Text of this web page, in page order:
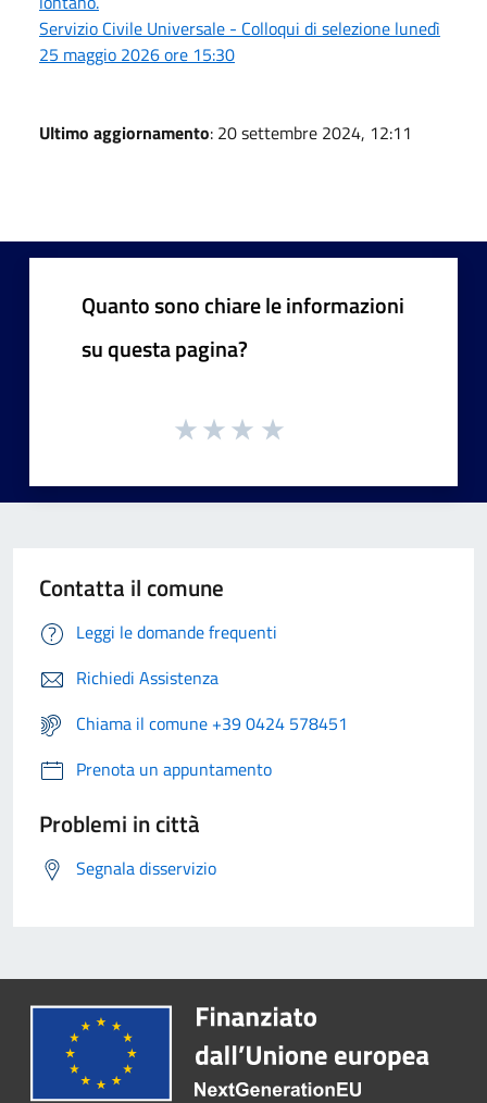
Servizio Civile Universale - Colloqui di selezione lunedì
25 maggio 2026 ore 15:30
Ultimo aggiornamento: 20 settembre 2024, 12:11
Quanto sono chiare le informazioni
su questa pagina?
Contatta il comune
Leggi le domande frequenti
Richiedi Assistenza
Chiama il comune +39 0424 578451
Prenota un appuntamento
Problemi in città
Segnala disservizio